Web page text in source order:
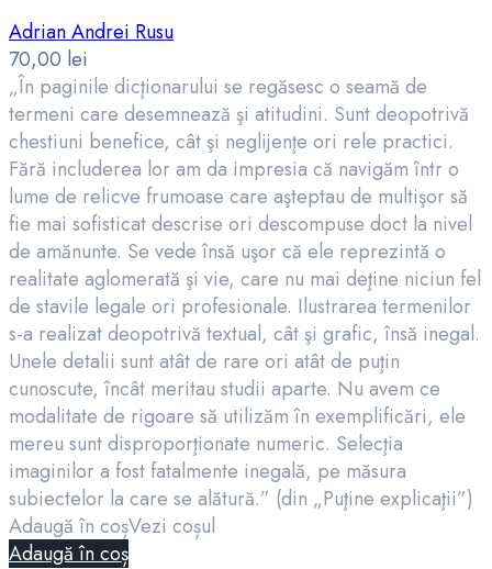
Adrian Andrei Rusu
70,00 lei
„În paginile dicţionarului se regăsesc o seamă de
termeni care desemnează şi atitudini. Sunt deopotrivă
chestiuni benefice, cât şi neglijenţe ori rele practici.
Fără includerea lor am da impresia că navigăm într o
lume de relicve frumoase care aşteptau de multişor să
fie mai sofisticat descrise ori descompuse doct la nivel
de amănunte. Se vede însă uşor că ele reprezintă o
realitate aglomerată şi vie, care nu mai deţine niciun fel
de stavile legale ori profesionale. Ilustrarea termenilor
s-a realizat deopotrivă textual, cât şi grafic, însă inegal.
Unele detalii sunt atât de rare ori atât de puţin
cunoscute, încât meritau studii aparte. Nu avem ce
modalitate de rigoare să utilizăm în exemplificări, ele
mereu sunt disproporţionate numeric. Selecţia
imaginilor a fost fatalmente inegală, pe măsura
subiectelor la care se alătură.” (din „Puţine explicaţii”)
Adaugă în coșVezi coșul
Adaugă în coș